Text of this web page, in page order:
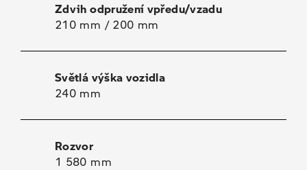
Zdvih odpružení vpředu/vzadu
210 mm / 200 mm
Světlá výška vozidla
240 mm
Rozvor
1 580 mm